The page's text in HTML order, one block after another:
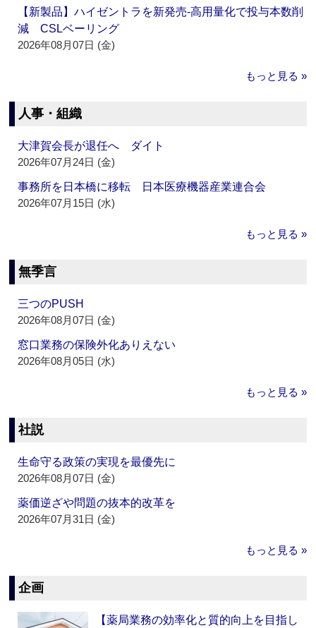
【新製品】ハイゼントラを新発売‐高用量化で投与本数削
減 CSLベーリング
2026年08月07日 (金)
もっと見る »
人事・組織
大津賀会長が退任へ ダイト
2026年07月24日 (金)
事務所を日本橋に移転 日本医療機器産業連合会
2026年07月15日 (水)
もっと見る »
無季言
三つのPUSH
2026年08月07日 (金)
窓口業務の保険外化ありえない
2026年08月05日 (水)
もっと見る »
社説
生命守る政策の実現を最優先に
2026年08月07日 (金)
薬価逆ざや問題の抜本的改革を
2026年07月31日 (金)
もっと見る »
企画
【薬局業務の効率化と質的向上を目指し